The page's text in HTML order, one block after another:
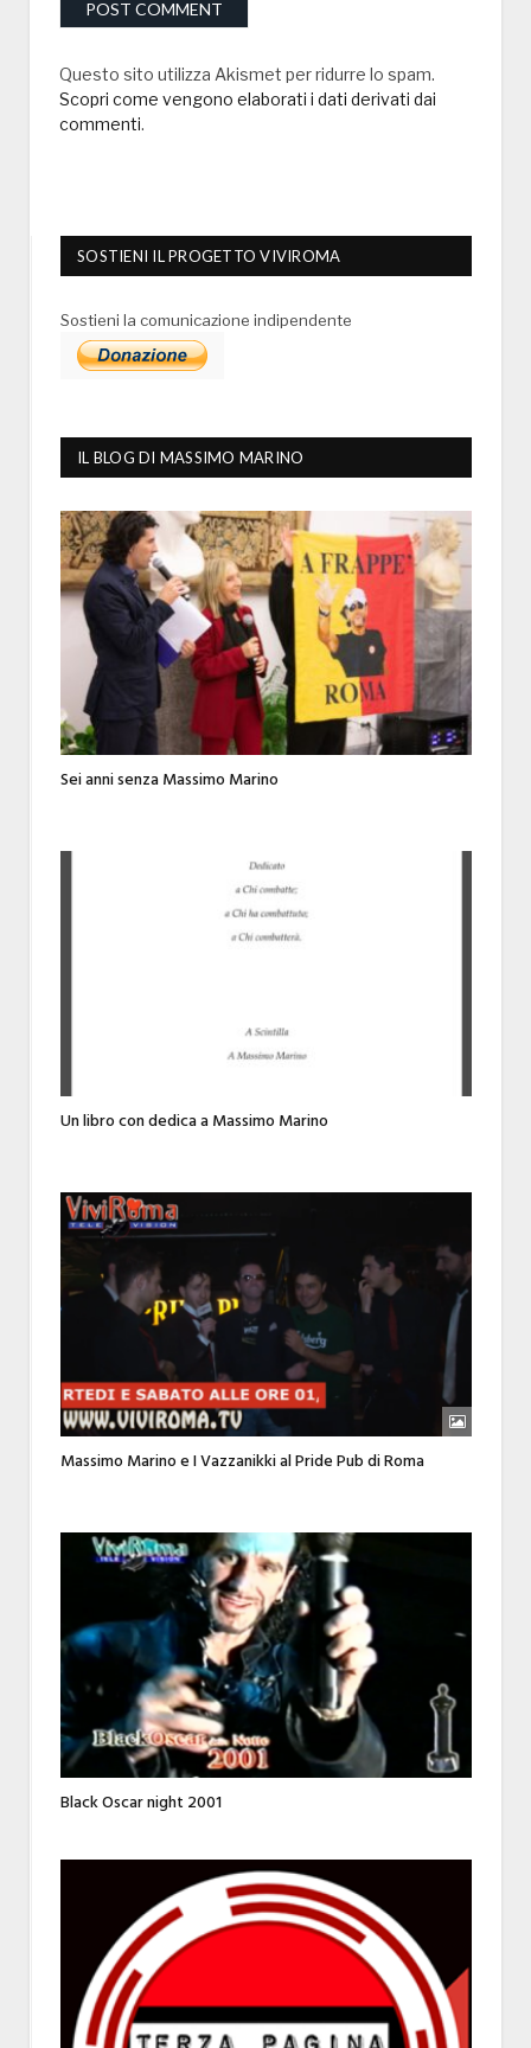
Questo sito utilizza Akismet per ridurre lo spam.
Scopri come vengono elaborati i dati derivati dai
commenti.
SOSTIENI IL PROGETTO VIVIROMA
Sostieni la comunicazione indipendente
IL BLOG DI MASSIMO MARINO
Sei anni senza Massimo Marino
Un libro con dedica a Massimo Marino
Massimo Marino e I Vazzanikki al Pride Pub di Roma
Black Oscar night 2001